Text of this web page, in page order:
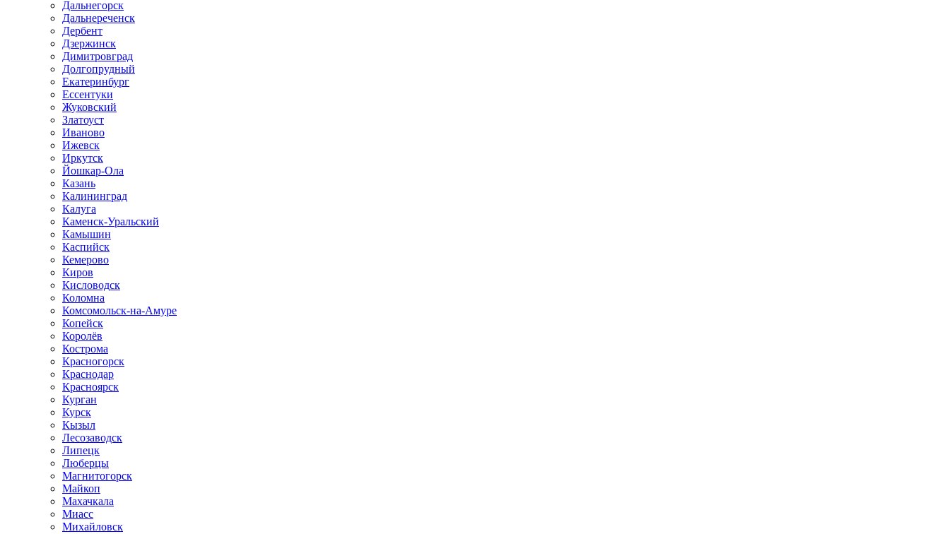
Дальнегорск
Дальнереченск
Дербент
Дзержинск
Димитровград
Долгопрудный
Екатеринбург
Ессентуки
Жуковский
Златоуст
Иваново
Ижевск
Иркутск
Йошкар-Ола
Казань
Калининград
Калуга
Каменск-Уральский
Камышин
Каспийск
Кемерово
Киров
Кисловодск
Коломна
Комсомольск-на-Амуре
Копейск
Королёв
Кострома
Красногорск
Краснодар
Красноярск
Курган
Курск
Кызыл
Лесозаводск
Липецк
Люберцы
Магнитогорск
Майкоп
Махачкала
Миасс
Михайловск